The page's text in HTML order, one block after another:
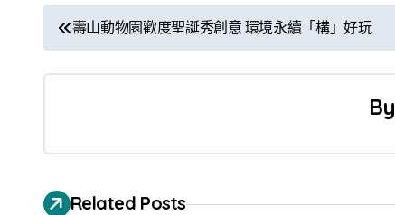
文
章
壽山動物園歡度聖誕秀創意 環境永續「構」好玩
By
Related Posts